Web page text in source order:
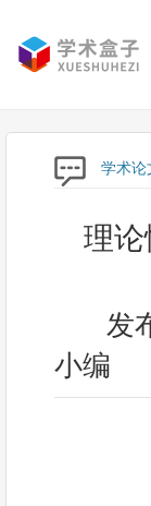
学术论
理
发
小编